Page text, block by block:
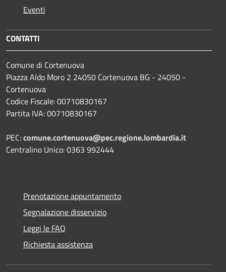
Eventi
CONTATTI
Comune di Cortenuova
Piazza Aldo Moro 2 24050 Cortenuova BG - 24050 -
Cortenuova
Codice Fiscale: 00710830167
Partita IVA: 00710830167
PEC:comune.cortenuova@pec.regione.lombardia.it
Centralino Unico: 0363 992444
Prenotazione appuntamento
Segnalazione disservizio
Leggi le FAQ
Richiesta assistenza